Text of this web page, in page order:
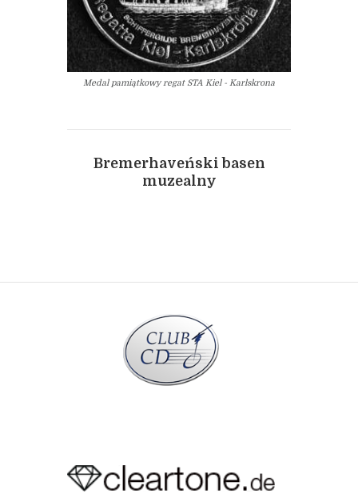
Medal pamiątkowy regat STA Kiel - Karlskrona
Bremerhaveński basen
muzealny